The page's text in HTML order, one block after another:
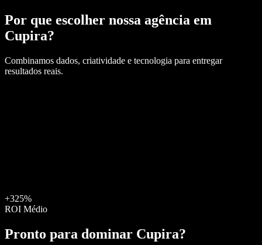
Por que escolher nossa agência em
Cupira?
Combinamos dados, criatividade e tecnologia para entregar
resultados reais.
+325%
ROI Médio
Pronto para dominar Cupira?